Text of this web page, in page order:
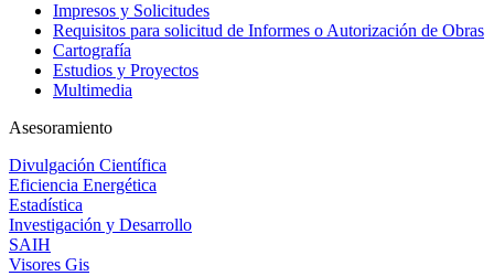
Impresos y Solicitudes
Requisitos para solicitud de Informes o Autorización de Obras
Cartografía
Estudios y Proyectos
Multimedia
Asesoramiento
Divulgación Científica
Eficiencia Energética
Estadística
Investigación y Desarrollo
SAIH
Visores Gis